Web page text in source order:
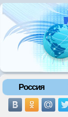
Россия